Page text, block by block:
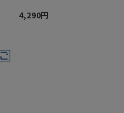
4,290円